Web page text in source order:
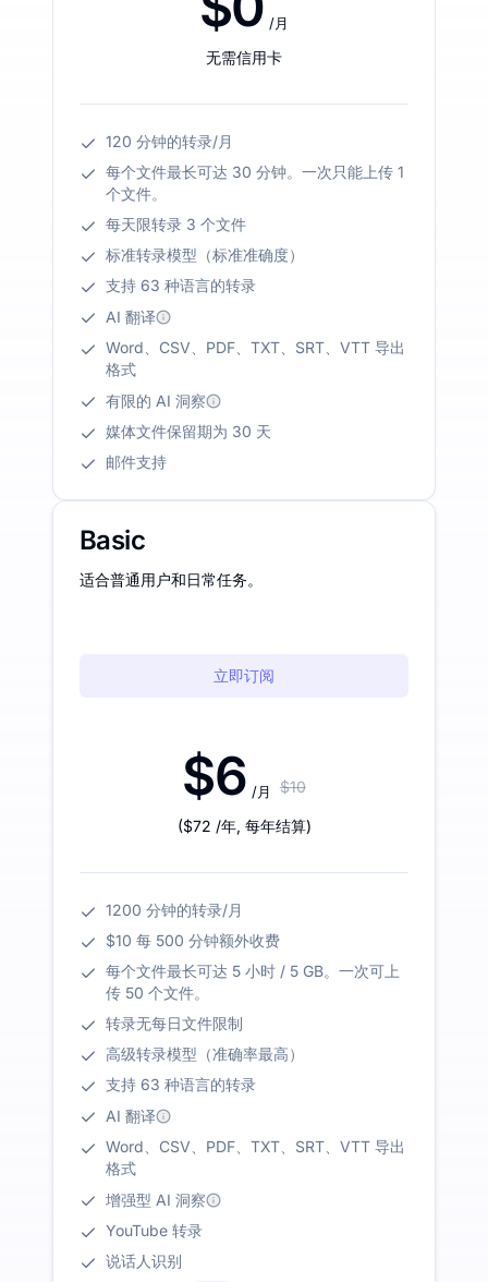
/月
无需信用卡
120 分钟的转录/月
每个文件最长可达 30 分钟。一次只能上传 1
个文件。
每天限转录 3 个文件
标准转录模型（标准准确度）
支持 63 种语言的转录
AI 翻译
Word、CSV、PDF、TXT、SRT、VTT 导出
格式
有限的 AI 洞察
媒体文件保留期为 30 天
邮件支持
Basic
适合普通用户和日常任务。
立即订阅
$6 /月 $10
($72 /年, 每年结算)
1200 分钟的转录/月
$10 每 500 分钟额外收费
每个文件最长可达 5 小时 / 5 GB。一次可上
传 50 个文件。
转录无每日文件限制
高级转录模型（准确率最高）
支持 63 种语言的转录
AI 翻译
Word、CSV、PDF、TXT、SRT、VTT 导出
格式
增强型 AI 洞察
YouTube 转录
说话人识别